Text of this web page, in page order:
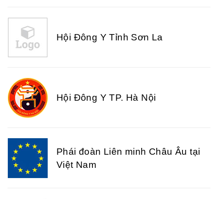
Hội Đông Y Tỉnh Sơn La
Hội Đông Y TP. Hà Nội
Phái đoàn Liên minh Châu Âu tại
Việt Nam